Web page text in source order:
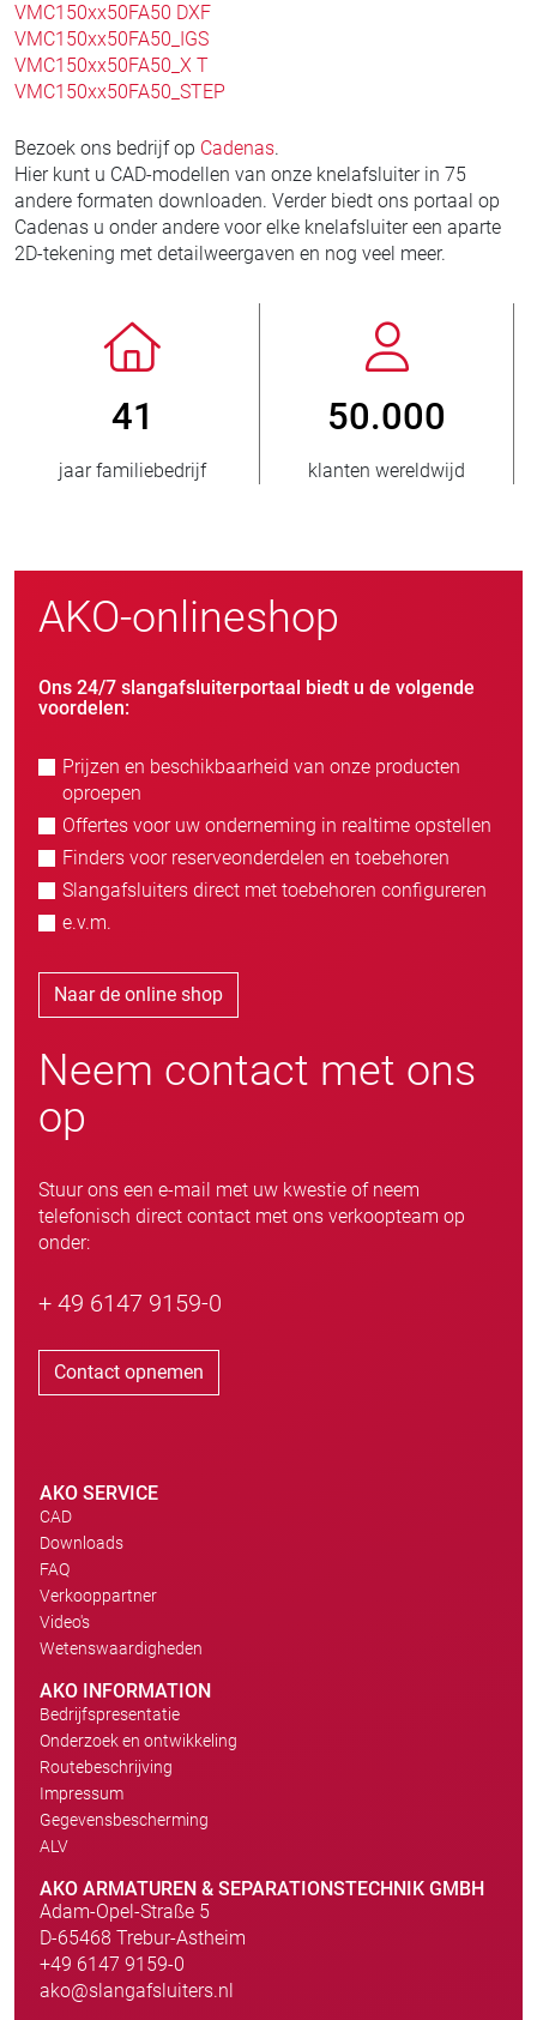
VMC150xx50FA50 DXF
VMC150xx50FA50_IGS
VMC150xx50FA50_X T
VMC150xx50FA50_STEP
Bezoek ons bedrijf op Cadenas.
Hier kunt u CAD-modellen van onze knelafsluiter in 75
andere formaten downloaden. Verder biedt ons portaal op
Cadenas u onder andere voor elke knelafsluiter een aparte
2D-tekening met detailweergaven en nog veel meer.
nieuwe klanten/jaar
>
verkochte
AKO-onlineshop
Ons 24/7 slangafsluiterportaal biedt u de volgende
voordelen:
Prijzen en beschikbaarheid van onze producten
oproepen
Offertes voor uw onderneming in realtime opstellen
Finders voor reserveonderdelen en toebehoren
Slangafsluiters direct met toebehoren configureren
e.v.m.
Naar de online shop
Neem contact met ons
op
Stuur ons een e-mail met uw kwestie of neem
telefonisch direct contact met ons verkoopteam op
onder:
+ 49 6147 9159-0
Contact opnemen
AKO SERVICE
CAD
Downloads
FAQ
Verkooppartner
Video's
Wetenswaardigheden
AKO INFORMATION
Bedrijfspresentatie
Onderzoek en ontwikkeling
Routebeschrijving
Impressum
Gegevensbescherming
ALV
AKO ARMATUREN & SEPARATIONSTECHNIK GMBH
Adam-Opel-Straße 5
D-65468 Trebur-Astheim
+49 6147 9159-0
ako@slangafsluiters.nl